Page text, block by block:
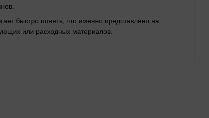
быстро понять, что именно представлено на
или расходных материалов.